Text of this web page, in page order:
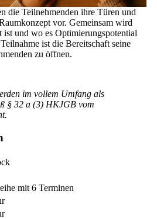
die Teilnehmenden ihre Türen und
vor. Gemeinsam wird
ist und wo es Optimierungspotential
ist die Bereitschaft seine
zu öffnen.
im vollem Umfang als
§ 32 a (3) HKJGB vom
mit 6 Terminen